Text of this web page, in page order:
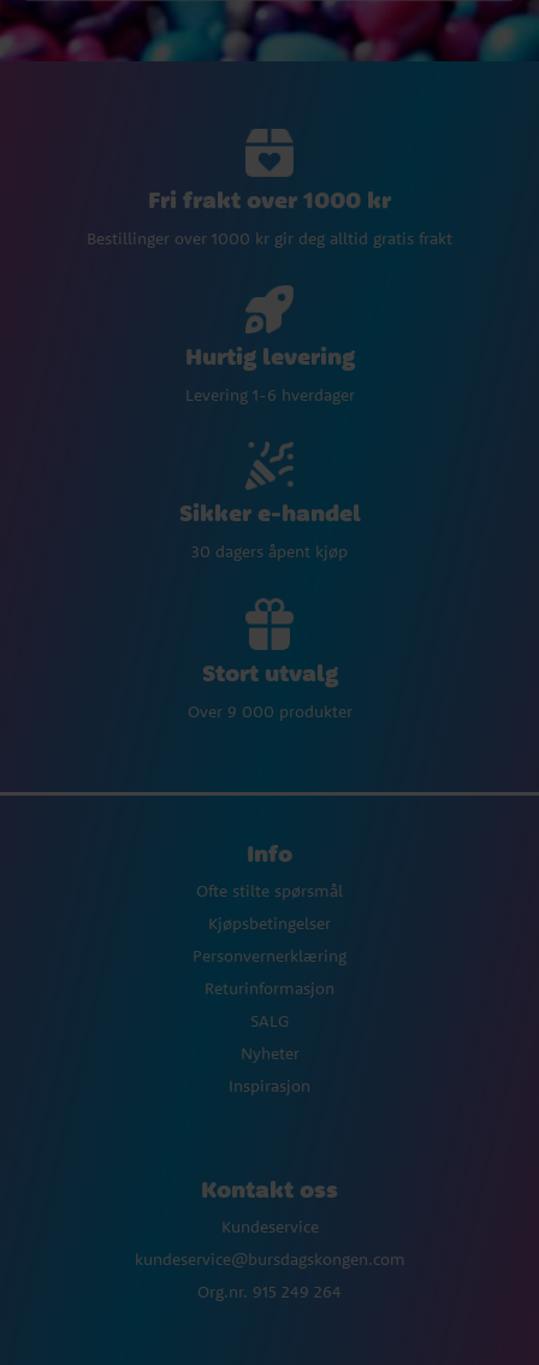
Fri frakt over 1000 kr
Bestillinger over 1000 kr gir deg alltid gratis frakt
Hurtig levering
Levering 1-6 hverdager
Sikker e-handel
30 dagers åpent kjøp
Stort utvalg
Over 9 000 produkter
Info
Ofte stilte spørsmål
Kjøpsbetingelser
Personvernerklæring
Returinformasjon
SALG
Nyheter
Inspirasjon
Kontakt oss
Kundeservice
kundeservice@bursdagskongen.com
Org.nr. 915 249 264